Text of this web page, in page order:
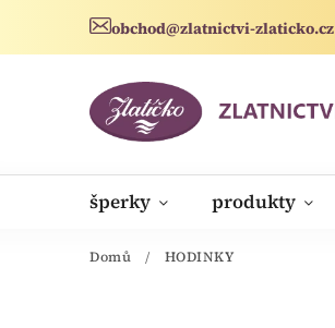
obchod@zlatnictvi-zlaticko.cz
šperky produkty
novinky
Domů / HODINKY